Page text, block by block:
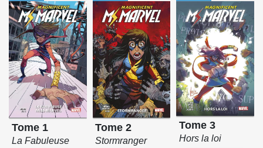
Tome 1
La Fabuleuse
Tome 2
Stormranger
Tome 3
Hors la loi